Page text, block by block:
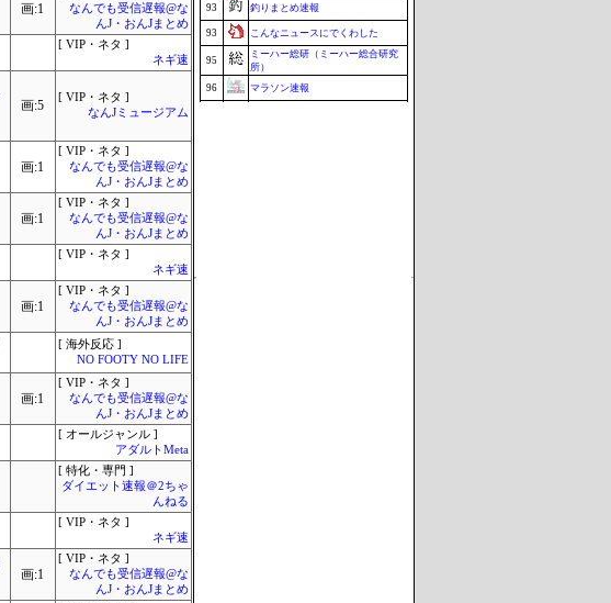
画:1
なんでも受信遅報@な
んJ・おんJまとめ
[ VIP・ネタ ]
ネギ速
画:5
[ VIP・ネタ ]
なんJミュージアム
画:1
[ VIP・ネタ ]
なんでも受信遅報@な
んJ・おんJまとめ
画:1
[ VIP・ネタ ]
なんでも受信遅報@な
んJ・おんJまとめ
[ VIP・ネタ ]
ネギ速
画:1
[ VIP・ネタ ]
なんでも受信遅報@な
んJ・おんJまとめ
[ 海外反応 ]
NO FOOTY NO LIFE
画:1
[ VIP・ネタ ]
なんでも受信遅報@な
んJ・おんJまとめ
[ オールジャンル ]
アダルトMeta
[ 特化・専門 ]
ダイエット速報＠2ちゃ
んねる
[ VIP・ネタ ]
ネギ速
画:1
[ VIP・ネタ ]
なんでも受信遅報@な
んJ・おんJまとめ
93 釣りまとめ速報
93 こんなニュースにでくわした
95
ミーハー総研（ミーハー総合研究
所）
96
マラソン速報